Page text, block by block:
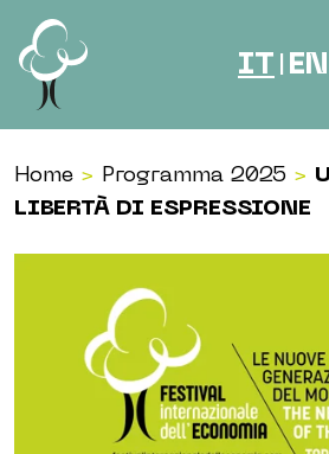
Vai al contenuto
IT EN
Home > Programma 2025 >
LIBERTÀ DI ESPRESSIONE